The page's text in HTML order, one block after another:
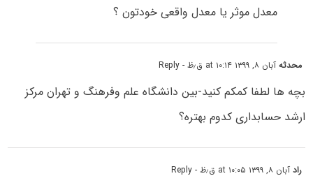
معدل موثر یا معدل واقعی خودتون ؟
محدثهآبان ۸, ۱۳۹۹ at ۱۰:۱۴ ق٫ظ - Reply
بچه ها لطفا کمکم کنید-بین دانشگاه علم وفرهنگ و تهران مرکز
ارشد حسابداری کدوم بهتره؟
رادآبان ۸, ۱۳۹۹ at ۱۰:۰۵ ق٫ظ - Reply